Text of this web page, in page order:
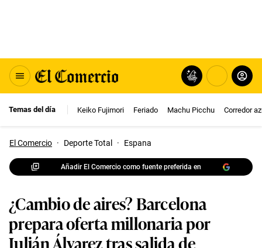
Temas del día Keiko Fujimori Feriado Machu Picchu Corredor
El Comercio · Deporte Total · Espana
Añadir El Comercio como fuente preferida en
¿Cambio de aires? Barcelona
prepara oferta millonaria por
Julián Álvarez tras salida de